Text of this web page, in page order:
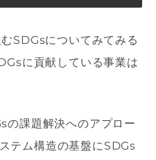
SDGsについてみてみる
に貢献している事業は
の課題解決へのアプロー
テム構造の基盤にSDGs